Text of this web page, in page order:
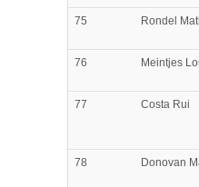
75 Rondel
76 Meintjes
77 Costa Rui
78 Donovan